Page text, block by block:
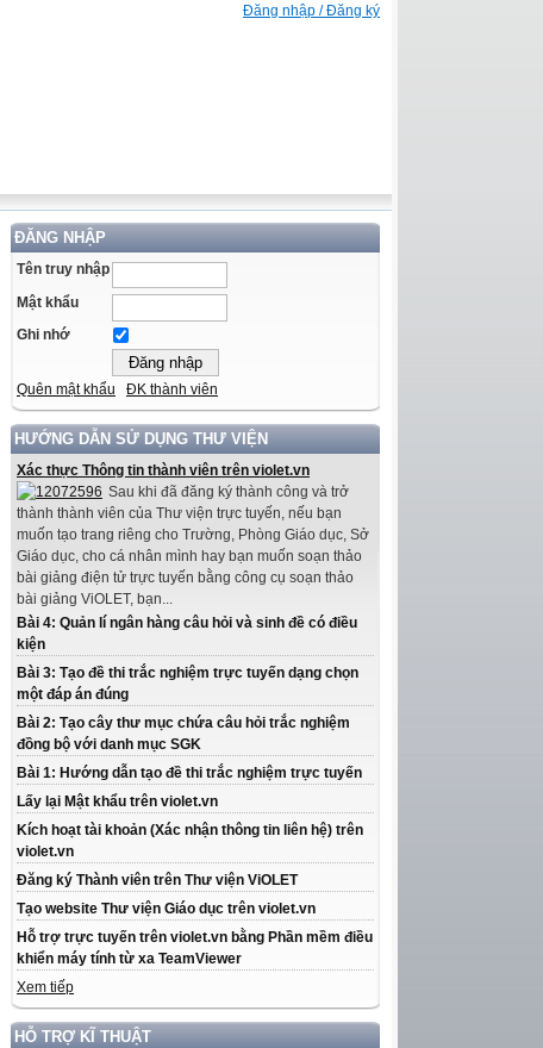
Đăng nhập / Đăng ký
ĐĂNG NHẬP
Tên truy nhập
Mật khẩu
Ghi nhớ
Quên mật khẩu ĐK thành viên
HƯỚNG DẪN SỬ DỤNG THƯ VIỆN
Xác thực Thông tin thành viên trên violet.vn
Sau khi đã đăng ký thành công và trở
thành thành viên của Thư viện trực tuyến, nếu bạn
muốn tạo trang riêng cho Trường, Phòng Giáo dục, Sở
Giáo dục, cho cá nhân mình hay bạn muốn soạn thảo
bài giảng điện tử trực tuyến bằng công cụ soạn thảo
bài giảng ViOLET, bạn...
Bài 4: Quản lí ngân hàng câu hỏi và sinh đề có điều
kiện
Bài 3: Tạo đề thi trắc nghiệm trực tuyến dạng chọn
một đáp án đúng
Bài 2: Tạo cây thư mục chứa câu hỏi trắc nghiệm
đồng bộ với danh mục SGK
Bài 1: Hướng dẫn tạo đề thi trắc nghiệm trực tuyến
Lấy lại Mật khẩu trên violet.vn
Kích hoạt tài khoản (Xác nhận thông tin liên hệ) trên
violet.vn
Đăng ký Thành viên trên Thư viện ViOLET
Tạo website Thư viện Giáo dục trên violet.vn
Hỗ trợ trực tuyến trên violet.vn bằng Phần mềm điều
khiển máy tính từ xa TeamViewer
Xem tiếp
HỖ TRỢ KĨ THUẬT